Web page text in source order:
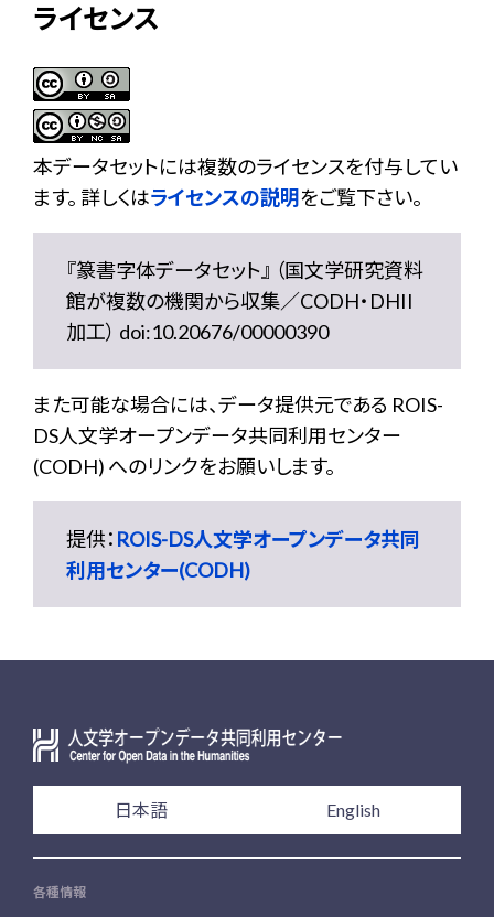
ライセンス
本データセットには複数のライセンスを付与してい
ます。 詳しくはライセンスの説明をご覧下さい。
『篆書字体データセット』 （国文学研究資料
館が複数の機関から収集／CODH・DHII
加工） doi:10.20676/00000390
また可能な場合には、データ提供元である ROIS-
DS人文学オープンデータ共同利用センター
(CODH) へのリンクをお願いします。
提供： ROIS-DS人文学オープンデータ共同
利用センター(CODH)
日本語 English
各種情報